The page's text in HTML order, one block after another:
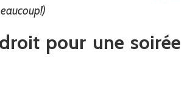
pour une soirée